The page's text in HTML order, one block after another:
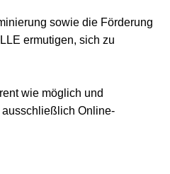
sowie die Förderung
ermutigen, sich zu
wie möglich und
ausschließlich Online-